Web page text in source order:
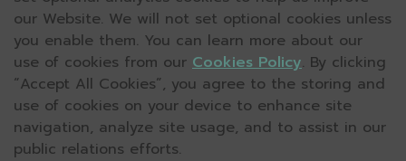
our Website. We will not set optional cookies unless
you enable them. You can learn more about our
use of cookies from our Cookies Policy. By clicking
“Accept All Cookies”, you agree to the storing and
use of cookies on your device to enhance site
navigation, analyze site usage, and to assist in our
public relations efforts.